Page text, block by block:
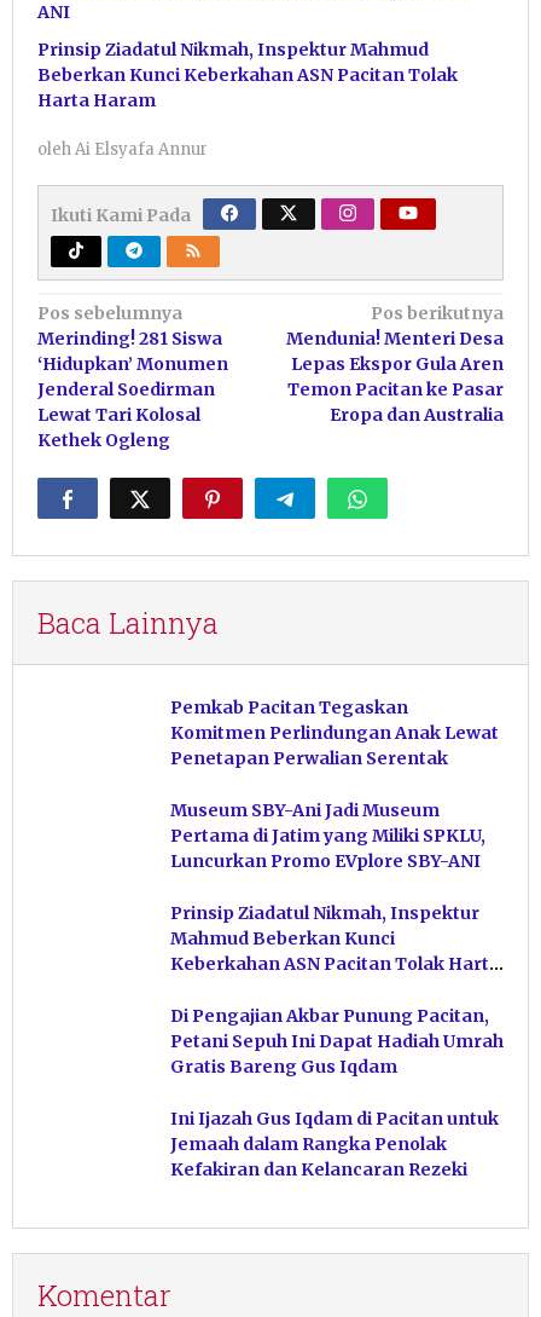
ANI
Prinsip Ziadatul Nikmah, Inspektur Mahmud
Beberkan Kunci Keberkahan ASN Pacitan Tolak
Harta Haram
olehAi Elsyafa Annur
Ikuti Kami Pada
Navigasi
pos
Pos sebelumnya
Merinding! 281 Siswa
‘Hidupkan’ Monumen
Jenderal Soedirman
Lewat Tari Kolosal
Kethek Ogleng
Pos berikutnya
Mendunia! Menteri Desa
Lepas Ekspor Gula Aren
Temon Pacitan ke Pasar
Eropa dan Australia
Baca Lainnya
Pemkab Pacitan Tegaskan
Komitmen Perlindungan Anak Lewat
Penetapan Perwalian Serentak
Museum SBY-Ani Jadi Museum
Pertama di Jatim yang Miliki SPKLU,
Luncurkan Promo EVplore SBY-ANI
Prinsip Ziadatul Nikmah, Inspektur
Mahmud Beberkan Kunci
Keberkahan ASN Pacitan Tolak Harta
Di Pengajian Akbar Punung Pacitan,
Petani Sepuh Ini Dapat Hadiah Umrah
Gratis Bareng Gus Iqdam
Ini Ijazah Gus Iqdam di Pacitan untuk
Jemaah dalam Rangka Penolak
Kefakiran dan Kelancaran Rezeki
Komentar